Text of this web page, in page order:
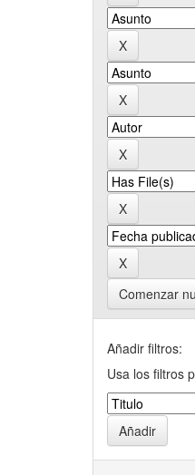
Comenzar
Añadir filtros:
Usa los filtros